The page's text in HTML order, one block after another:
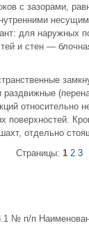
с зазорами,
для наружных
и стен —
раздвижные
относительно
поверхностей.
отдельно
Страницы: 1 2 3
№ п/п